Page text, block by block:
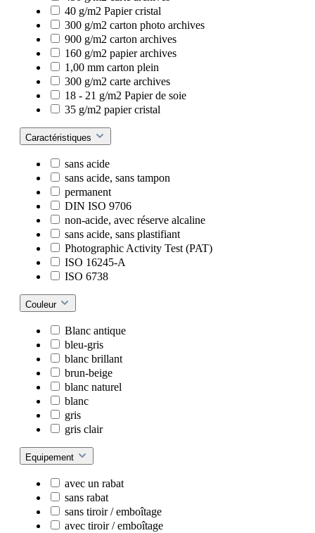
40 g/m2 Papier cristal
300 g/m2 carton photo archives
900 g/m2 carton archives
160 g/m2 papier archives
1,00 mm carton plein
300 g/m2 carte archives
18 - 21 g/m2 Papier de soie
35 g/m2 papier cristal
Caractéristiques
sans acide
sans acide, sans tampon
permanent
DIN ISO 9706
non-acide, avec réserve alcaline
sans acide, sans plastifiant
Photographic Activity Test (PAT)
ISO 16245-A
ISO 6738
Couleur
Blanc antique
bleu-gris
blanc brillant
brun-beige
blanc naturel
blanc
gris
gris clair
Equipement
avec un rabat
sans rabat
sans tiroir / emboîtage
avec tiroir / emboîtage